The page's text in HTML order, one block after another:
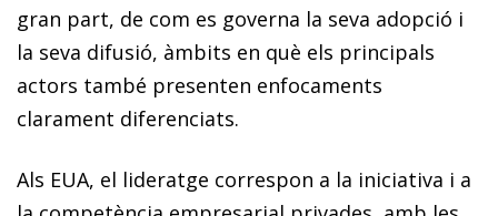
gran part, de com es governa la seva adopció i
la seva difusió, àmbits en què els principals
actors també presenten enfocaments
clarament diferenciats.
Als EUA, el lideratge correspon a la iniciativa i a